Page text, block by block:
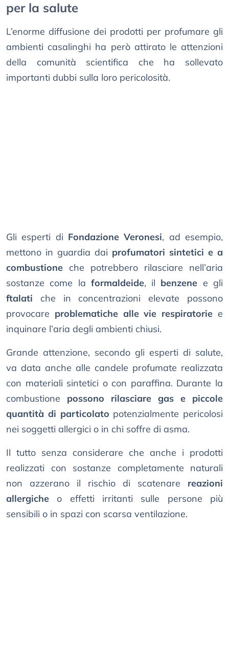
per la salute
L’enorme diffusione dei prodotti per profumare gli
ambienti casalinghi ha però attirato le attenzioni
della comunità scientifica che ha sollevato
importanti dubbi sulla loro pericolosità.
Gli esperti di Fondazione Veronesi, ad esempio,
mettono in guardia dai profumatori sintetici e a
combustione che potrebbero rilasciare nell’aria
sostanze come la formaldeide, il benzene e gli
ftalati che in concentrazioni elevate possono
provocare problematiche alle vie respiratorie e
inquinare l’aria degli ambienti chiusi.
Grande attenzione, secondo gli esperti di salute,
va data anche alle candele profumate realizzata
con materiali sintetici o con paraffina. Durante la
combustione possono rilasciare gas e piccole
quantità di particolato potenzialmente pericolosi
nei soggetti allergici o in chi soffre di asma.
Il tutto senza considerare che anche i prodotti
realizzati con sostanze completamente naturali
non azzerano il rischio di scatenare reazioni
allergiche o effetti irritanti sulle persone più
sensibili o in spazi con scarsa ventilazione.